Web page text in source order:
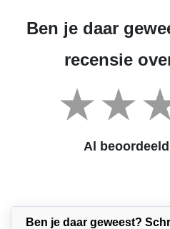
Ben je daar
recensie
Al beoordeeld
Ben je daar geweest?